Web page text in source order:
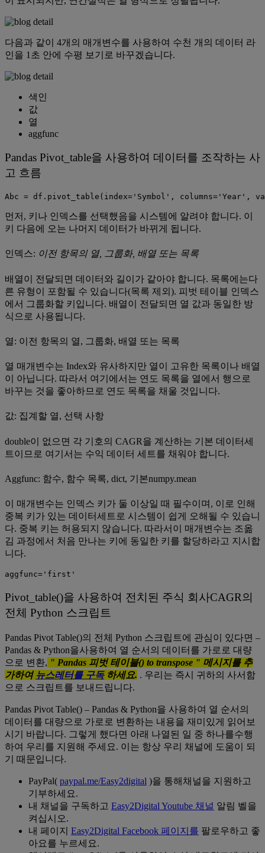
다음과 같이 4개의 매개변수를 사용하여 수천 개의 데이터 라
인을 1초 안에 수평 보기로 바꾸겠습니다.
색인
값
열
aggfunc
Pandas Pivot_table을 사용하여 데이터를 조작하는 사
고 흐름
Abc = df.pivot_table(index='Symbol', columns='Year',
먼저, 키나 인덱스를 선택했음을 시스템에 알려야 합니다. 이
키 다음에 오는 나머지 데이터가 바뀌게 됩니다.
인덱스: 이전 항목의 열, 그룹화, 배열 또는 목록
배열이 전달되면 데이터와 길이가 같아야 합니다. 목록에는다
른 유형이 포함될 수 있습니다(목록 제외). 피벗 테이블 인덱스
에서 그룹화할 키입니다. 배열이 전달되면 열 값과 동일한 방
식으로 사용됩니다.
열: 이전 항목의 열, 그룹화, 배열 또는 목록
열 매개변수는 Index와 유사하지만 열이 고유한 목록이나 배열
이 아닙니다. 따라서 여기에서는 연도 목록을 열에서 행으로
바꾸는 것을 좋아하므로 연도 목록을 채울 것입니다.
값: 집계할 열, 선택 사항
double이 없으면 각 기호의 CAGR을 계산하는 기본 데이터세
트이므로 여기서는 수익 데이터 세트를 채워야 합니다.
Aggfunc: 함수, 함수 목록, dict, 기본numpy.mean
이 매개변수는 인덱스 키가 둘 이상일 때 필수이며, 이로 인해
중복 키가 있는 데이터세트로 시스템이 쉽게 오해될 수 있습니
다. 중복 키는 허용되지 않습니다. 따라서이 매개변수는 조옮
김 과정에서 처음 만나는 키에 동일한 키를 할당하라고 지시합
니다.
aggfunc='first'
Pivot_table()을 사용하여 전치된 주식 회사CAGR의
전체 Python 스크립트
Pandas Pivot Table()의 전체 Python 스크립트에 관심이 있다면 –
Pandas & Python을사용하여 열 순서의 데이터를 가로로 대량
으로 변환, " Pandas 피벗 테이블() to transpose " 메시지를 추
가하여 뉴스레터를 구독하세요. . 우리는 즉시 귀하의 사서함
으로 스크립트를 보내드립니다.
Pandas Pivot Table() – Pandas & Python을 사용하여 열 순서의
데이터를 대량으로 가로로 변환하는 내용을 재미있게 읽어보
시기 바랍니다. 그렇게 했다면 아래 나열된 일 중 하나를수행
하여 우리를 지원해 주세요. 이는 항상 우리 채널에 도움이 되
기 때문입니다.
PayPal( paypal.me/Easy2digital )을 통해채널을 지원하고
기부하세요.
내 채널을 구독하고 Easy2Digital Youtube 채널 알림 벨을
켜십시오.
내 페이지 Easy2Digital Facebook 페이지를 팔로우하고 좋
아요를 누르세요.